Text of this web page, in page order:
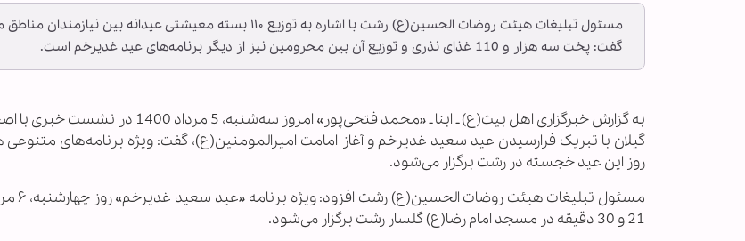
مسئول تبلیغات هیئت روضات الحسین(ع) رشت با اشاره به توزیع ۱۱۰ بسته معیشتی عیدانه بین
گفت: پخت سه هزار و 110 غذای نذری و توزیع آن بین محرومین نیز از دیگر برنامه‌های عید غدیرخم است.
به گزارش خبرگزاری اهل بیت(ع) ـ ابنا ـ «محمد فتحی‌پور» امروز
گیلان با تبریک فرارسیدن عید سعید غدیرخم و آغاز امامت امیرالمومنین(ع)، گفت: ویژه برنامه‌های
روز این عید خجسته در رشت برگزار می‌شود.
مسئول
21 و 30 دقیقه در مسجد امام رضا(ع) گلسار رشت برگزار می‌شود.